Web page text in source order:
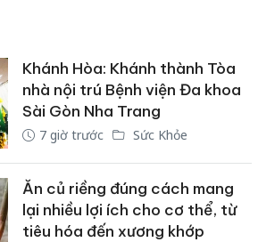
Khánh Hòa: Khánh thành Tòa
nhà nội trú Bệnh viện Đa khoa
Sài Gòn Nha Trang
7 giờ trước Sức Khỏe
Ăn củ riềng đúng cách mang
lại nhiều lợi ích cho cơ thể, từ
tiêu hóa đến xương khớp